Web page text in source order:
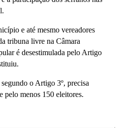
e até mesmo vereadores
tribuna livre na Câmara
é desestimulada pelo Artigo
o Artigo 3º, precisa
pelo menos 150 eleitores.